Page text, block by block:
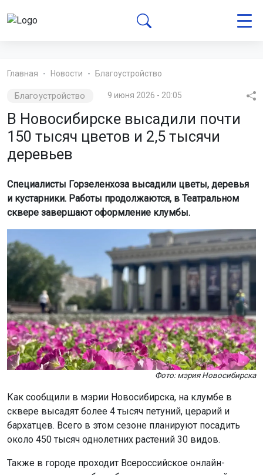
Главная Новости Благоустройство
Благоустройство 9 июня 2026 - 20:05
В Новосибирске высадили почти
150 тысяч цветов и 2,5 тысячи
деревьев
Специалисты Горзеленхоза высадили цветы, деревья
и кустарники. Работы продолжаются, в Театральном
сквере завершают оформление клумбы.
Фото: мэрия Новосибирска
Как сообщили в мэрии Новосибирска, на клумбе в
сквере высадят более 4 тысяч петуний, церарий и
бархатцев. Всего в этом сезоне планируют посадить
около 450 тысяч однолетних растений 30 видов.
Также в городе проходит Всероссийское онлайн-